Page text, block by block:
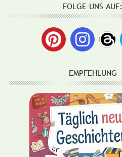
FOLGE UNS AUF:
EMPFEHLUNG